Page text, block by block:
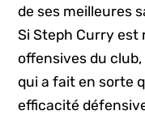
de ses meilleures
Si Steph Curry est
offensives du
qui a fait en sorte
efficacité